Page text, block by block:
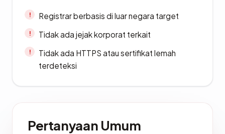
Registrar berbasis di luar negara target
Tidak ada jejak korporat terkait
Tidak ada HTTPS atau sertifikat lemah
terdeteksi
Pertanyaan Umum